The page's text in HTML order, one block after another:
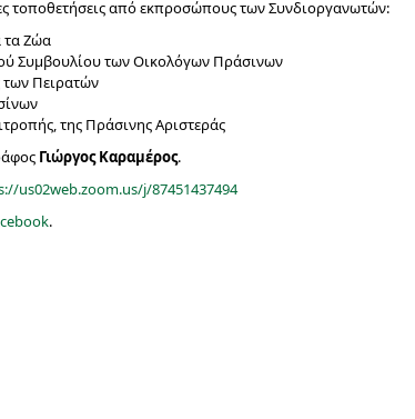
τοποθετήσεις από εκπροσώπους των Συνδιοργανωτών:
τα Ζώα
Συμβουλίου των Οικολόγων Πράσινων
των Πειρατών
της Πράσινης Αριστεράς
Γιώργος Καραμέρος.
us02web.zoom.us/j/87451437494
.